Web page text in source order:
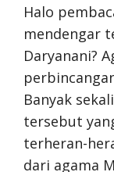
Halo
mendengar
Daryanani?
Banyak
tersebut
terheran-
dari agama